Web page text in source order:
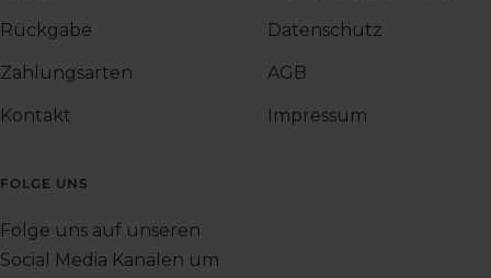
Rückgabe
Zahlungsarten
Kontakt
Datenschutz
AGB
Impressum
FOLGE UNS
Folge uns auf unseren
Social Media Kanälen um